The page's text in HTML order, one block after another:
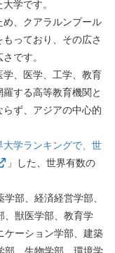
学です。
、クアラルンプール
っており、その広さ
です。
、医学、工学、教育
する高等教育機関と
らず、アジアの中心的
大学ランキングで、世
」した、世界有数の
学部、経済経営学部、
、獣医学部、教育学
ケーション学部、建築